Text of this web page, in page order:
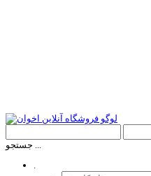
جستجو ...
.